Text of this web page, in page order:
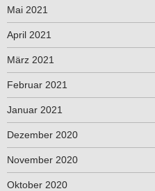
Mai 2021
April 2021
März 2021
Februar 2021
Januar 2021
Dezember 2020
November 2020
Oktober 2020